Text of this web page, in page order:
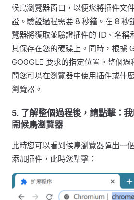
候鳥瀏覽器窗口，以便您將插件文
證。驗證過程需要 8 秒鐘。在 8 秒
覽器將獲取並驗證插件的 ID、名稱
其保存在您的硬碟上。同時，根據
GOOGLE 要求的指定位置。整個過
間您可以在瀏覽器中使用插件或什
瀏覽器。
5. 了解整個過程後，請點擊：
開候鳥瀏覽器
此時您可以看到候鳥瀏覽器彈出一
添加插件，此時您點擊：